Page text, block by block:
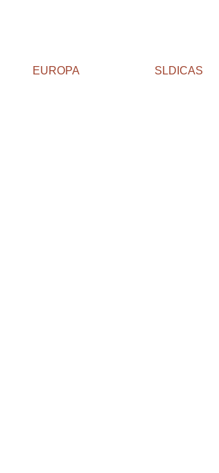
EUROPA SLDICAS